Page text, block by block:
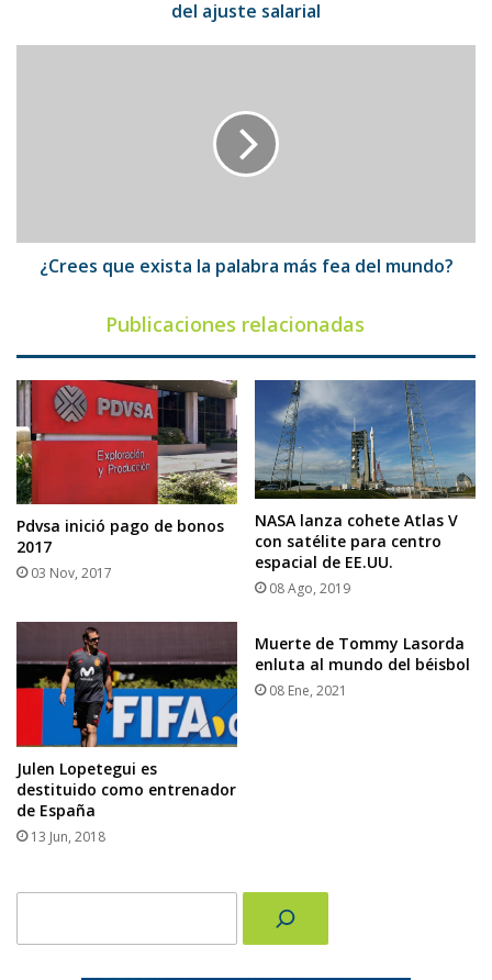
del ajuste salarial
mundo?
¿Crees que exista la palabra más fea del mundo?
Publicaciones relacionadas
Pdvsa inició pago de bonos
2017
03 Nov, 2017
NASA lanza cohete Atlas V
con satélite para centro
espacial de EE.UU.
08 Ago, 2019
Julen Lopetegui es
destituido como entrenador
de España
13 Jun, 2018
Muerte de Tommy Lasorda
enluta al mundo del béisbol
08 Ene, 2021